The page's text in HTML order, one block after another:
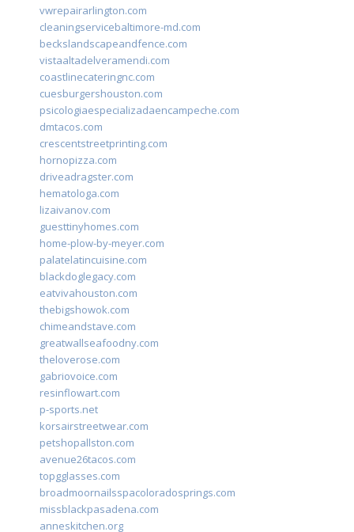
vwrepairarlington.com
cleaningservicebaltimore-md.com
beckslandscapeandfence.com
vistaaltadelveramendi.com
coastlinecateringnc.com
cuesburgershouston.com
psicologiaespecializadaencampeche.com
dmtacos.com
crescentstreetprinting.com
hornopizza.com
driveadragster.com
hematologa.com
lizaivanov.com
guesttinyhomes.com
home-plow-by-meyer.com
palatelatincuisine.com
blackdoglegacy.com
eatvivahouston.com
thebigshowok.com
chimeandstave.com
greatwallseafoodny.com
theloverose.com
gabriovoice.com
resinflowart.com
p-sports.net
korsairstreetwear.com
petshopallston.com
avenue26tacos.com
topgglasses.com
broadmoornailsspacoloradosprings.com
missblackpasadena.com
anneskitchen.org